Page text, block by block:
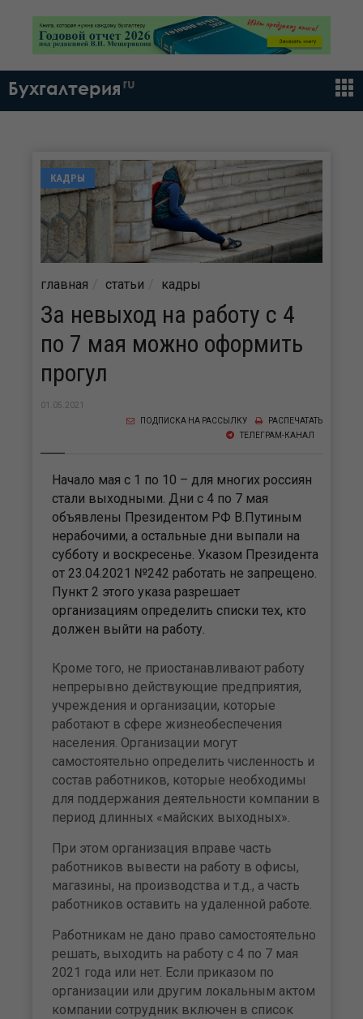
Бухгалтерия ru
КАДРЫ
главная статьи кадры
За невыход на работу с 4
по 7 мая можно оформить
прогул
01.05.2021
РАСПЕЧАТАТЬ
ПОДПИСКА НА РАССЫЛКУ
ТЕЛЕГРАМ-КАНАЛ
Начало мая с 1 по 10 – для многих россиян
стали выходными. Дни с 4 по 7 мая
объявлены Президентом РФ В.Путиным
нерабочими, а остальные дни выпали на
субботу и воскресенье. Указом Президента
от 23.04.2021 №242 работать не запрещено.
Пункт 2 этого указа разрешает
организациям определить списки тех, кто
должен выйти на работу.
Кроме того, не приостанавливают работу
непрерывно действующие предприятия,
учреждения и организации, которые
работают в сфере жизнеобеспечения
населения. Организации могут
самостоятельно определить численность и
состав работников, которые необходимы
для поддержания деятельности компании в
период длинных «майских выходных».
При этом организация вправе часть
работников вывести на работу в офисы,
магазины, на производства и т.д., а часть
работников оставить на удаленной работе.
Работникам не дано право самостоятельно
решать, выходить на работу с 4 по 7 мая
2021 года или нет. Если приказом по
организации или другим локальным актом
компании сотрудник включен в список